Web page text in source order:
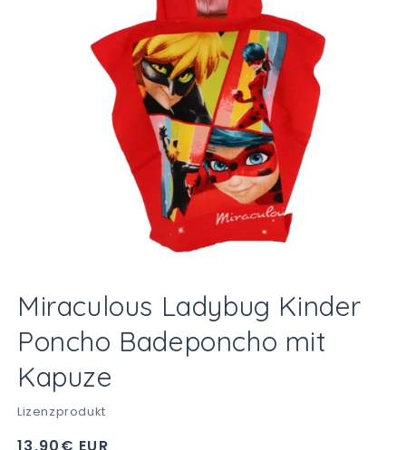
in
Modal
öffnen
Miraculous Ladybug Kinder
Poncho Badeponcho mit
Kapuze
Lizenzprodukt
Normaler
13,90€ EUR